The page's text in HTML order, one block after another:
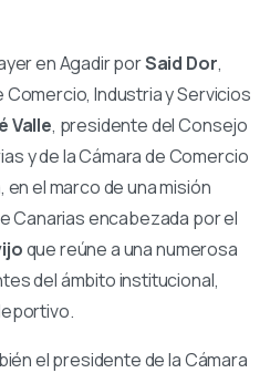
en Agadir porSaid Dor,
Industria y Servicios
Valle, presidente del Consejo
y de la Cámara de Comercio
el marco de una misión
Canarias encabezada por el
que reúne a una numerosa
del ámbito institucional,
el presidente de la Cámara